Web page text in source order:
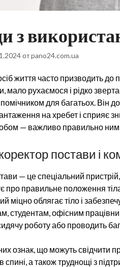
з
отpano24.com.ua
життя часто призводить до
мало рухаємося і рідко
помічником для багатьох. Він
на хребет і сприяє
— важливо правильно
постави і
— це спеціальний
про правильне положення
міцно облягає тіло і
студентам, офісним
роботу або проводить
ознак, що можуть свідчити
в спині, а також труднощі з